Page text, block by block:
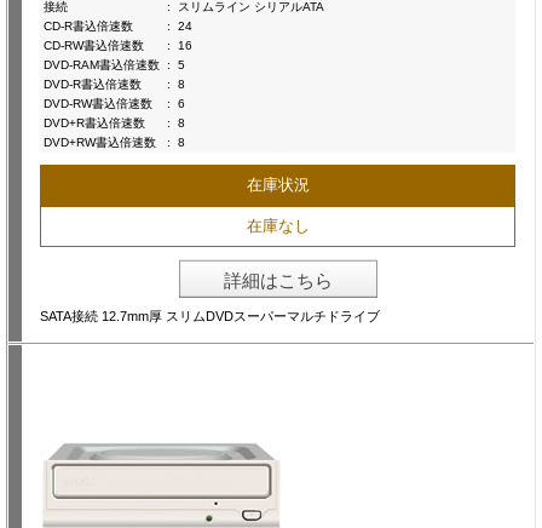
接続
:
スリムライン シリアルATA
CD-R書込倍速数
:
24
CD-RW書込倍速数
:
16
DVD-RAM書込倍速数 :
5
DVD-R書込倍速数
:
8
DVD-RW書込倍速数
:
6
DVD+R書込倍速数
:
8
DVD+RW書込倍速数
: 8
在庫状況
在庫なし
詳細はこちら
SATA接続 12.7mm厚 スリムDVDスーパーマルチドライブ